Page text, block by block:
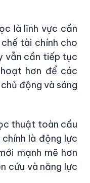
là lĩnh vực cần
tài chính cho
vẫn cần tiếp tục
hơn để các
động và sáng
thuật toàn cầu
là động lực
mạnh mẽ hơn
cứu và năng lực